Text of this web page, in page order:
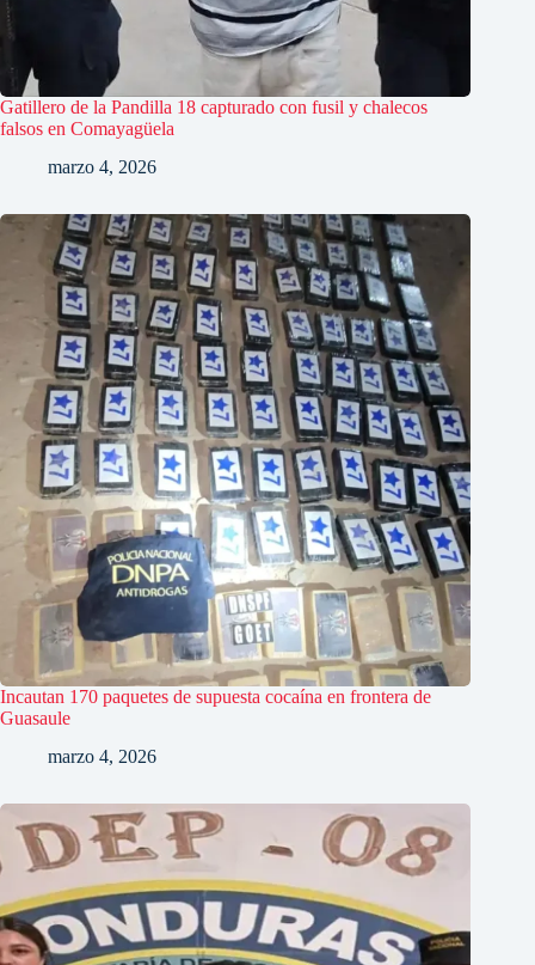
Gatillero de la Pandilla 18 capturado con fusil y chalecos
falsos en Comayagüela
marzo 4, 2026
Incautan 170 paquetes de supuesta cocaína en frontera de
Guasaule
marzo 4, 2026